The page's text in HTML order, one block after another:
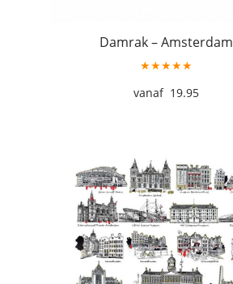
Damrak – Amsterdam
★★★★★
19.95